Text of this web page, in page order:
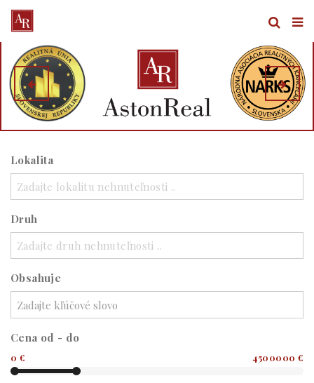
Lokalita
Zadajte lokalitu nehnuteľnosti ..
Druh
Zadajte druh nehnuteľnosti ..
Obsahuje
Cena od - do
0 € 4500000 €